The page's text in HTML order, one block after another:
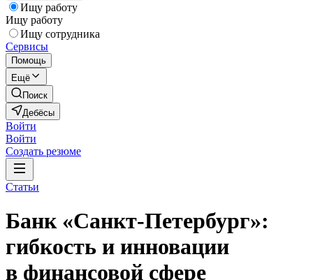
Ищу работу
Ищу работу
Ищу сотрудника
Сервисы
Помощь
Ещё
Поиск
Дебёсы
Войти
Войти
Создать резюме
Статьи
Банк «Санкт-Петербург»:
гибкость и инновации
в финансовой сфере